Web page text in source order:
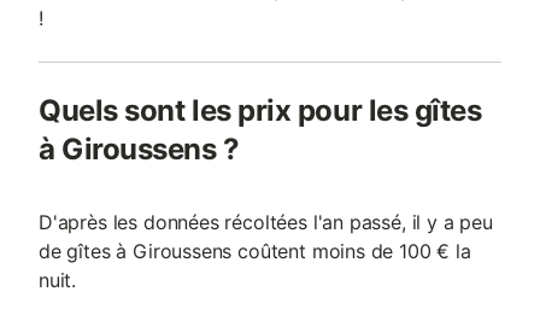
!
Quels sont les prix pour les gîtes
à Giroussens ?
D'après les données récoltées l'an passé, il y a peu
de gîtes à Giroussens coûtent moins de 100 € la
nuit.